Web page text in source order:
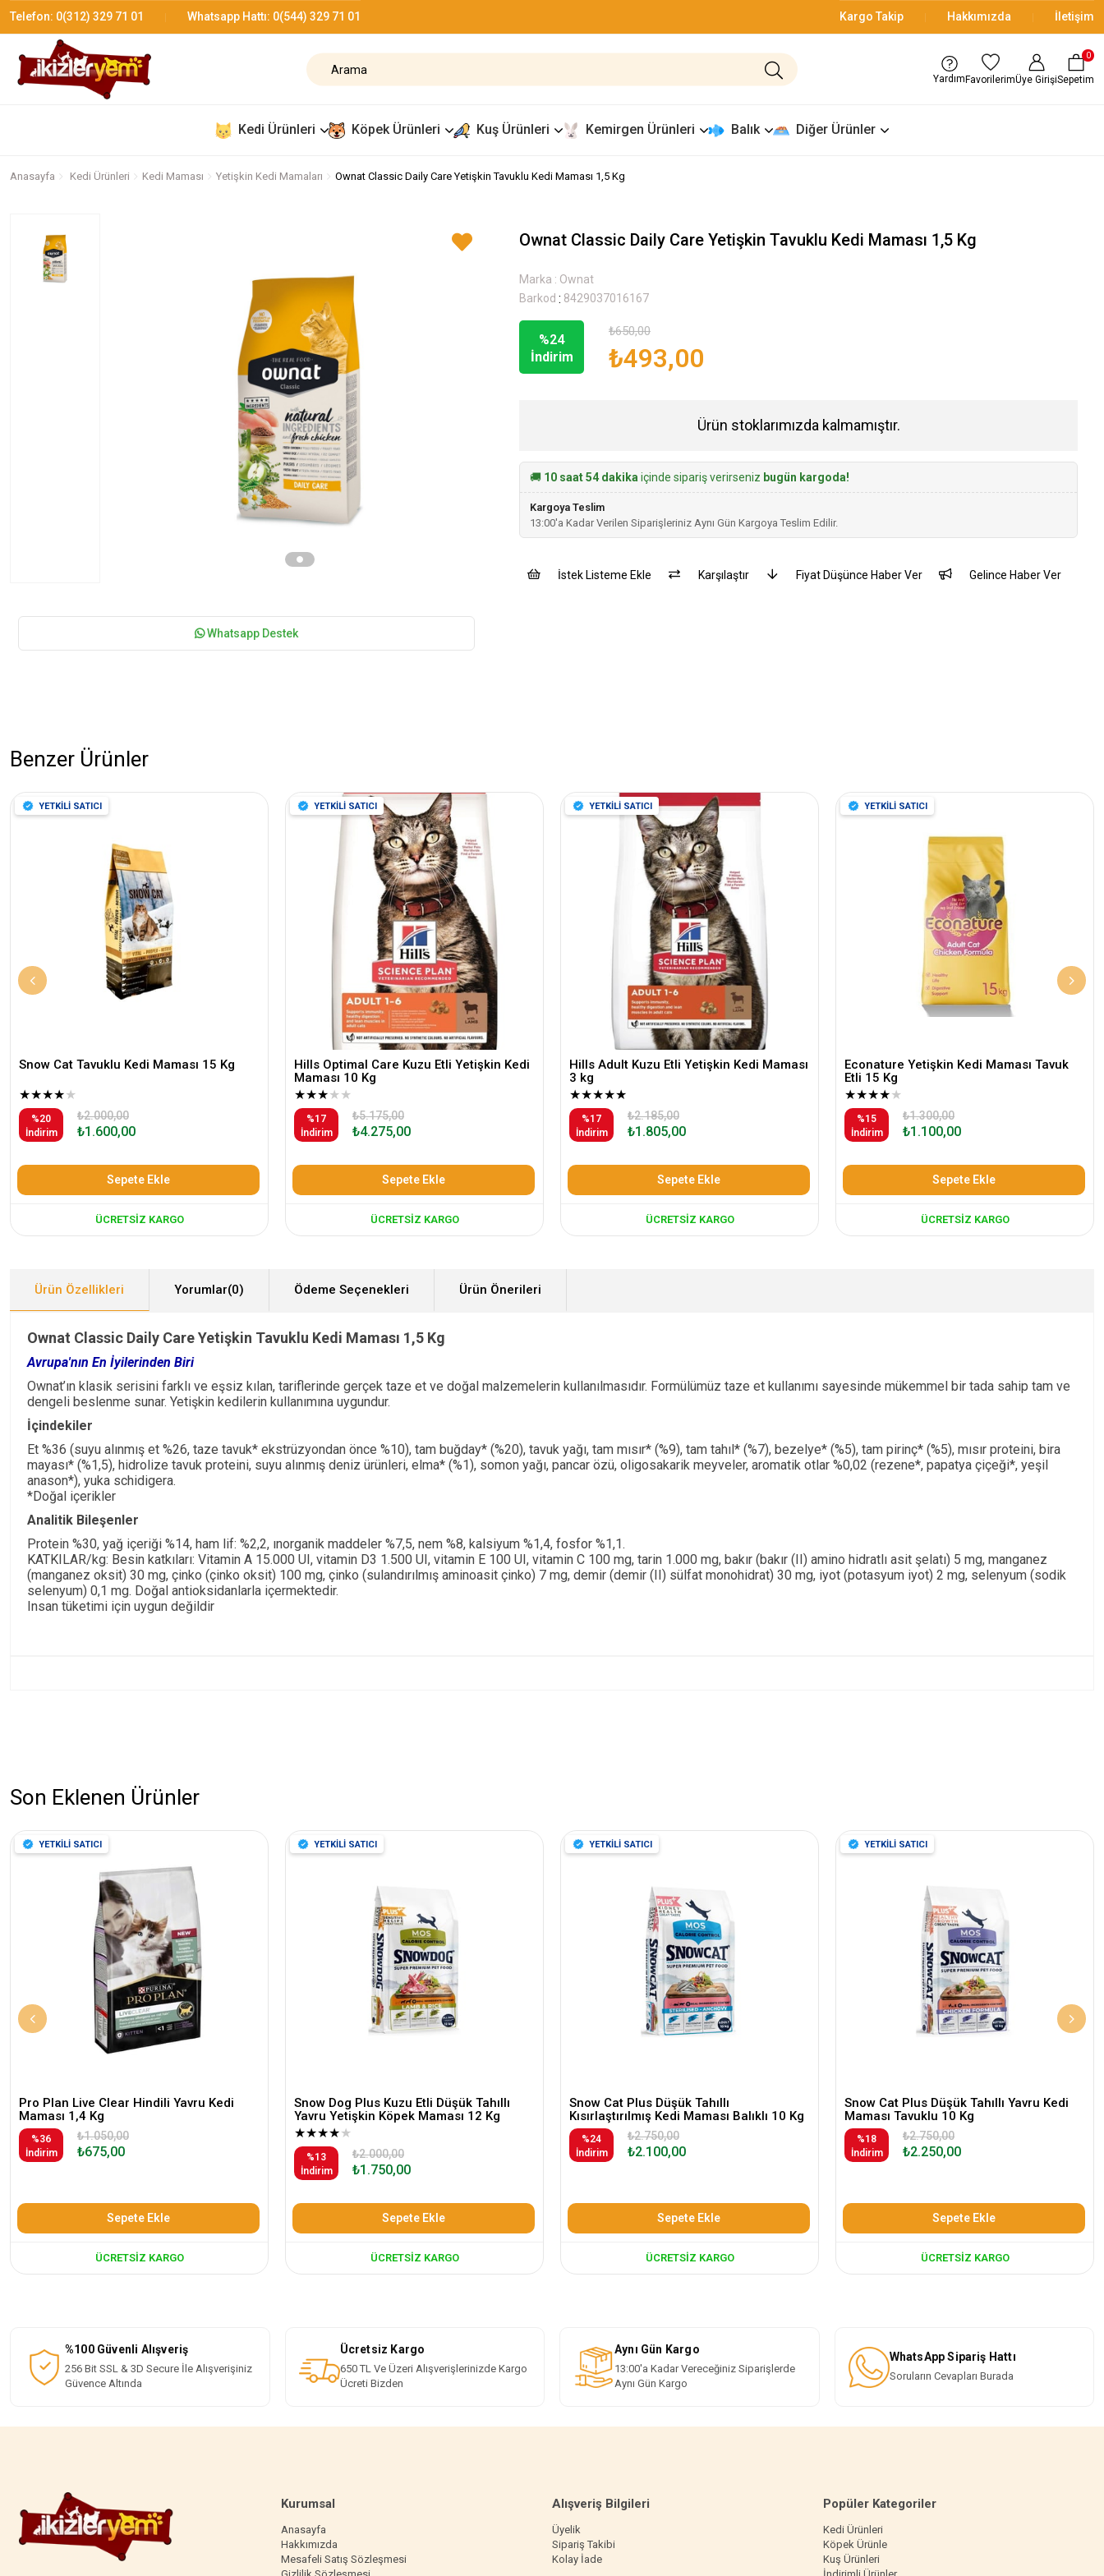
Telefon: 0(312) 329 71 01 Whatsapp Hattı: 0(544) 329 71 01 Kargo Takip Hakkımızda İletişim
Yardım FavorilerimÜye GirişiSepetim
0
Kedi Ürünleri Köpek Ürünleri Kuş Ürünleri Kemirgen Ürünleri Balık Diğer Ürünler
Anasayfa Kedi Ürünleri Kedi Maması Yetişkin Kedi Mamaları Ownat Classic Daily Care Yetişkin Tavuklu Kedi Maması 1,5 Kg
Whatsapp Destek
Ownat Classic Daily Care Yetişkin Tavuklu Kedi Maması 1,5 Kg
Marka : Ownat
Barkod : 8429037016167
%24
İndirim
₺650,00
₺493,00
Ürün stoklarımızda kalmamıştır.
🚚 10 saat 54 dakika içinde sipariş verirseniz bugün kargoda!
Kargoya Teslim
13:00'a Kadar Verilen Siparişleriniz Aynı Gün Kargoya Teslim Edilir.
İstek Listeme Ekle Karşılaştır Fiyat Düşünce Haber Ver Gelince Haber Ver
Benzer Ürünler
Snow Cat Tavuklu Kedi Maması 15 Kg
★★★★★
%20
İndirim
₺1.600,00
₺2.000,00
Sepete Ekle
ÜCRETSIZ KARGO
YETKİLİ SATICI
Hills Optimal Care Kuzu Etli Yetişkin Kedi
Maması 10 Kg
★★★★★
%17
İndirim
₺4.275,00
₺5.175,00
Sepete Ekle
ÜCRETSIZ KARGO
YETKİLİ SATICI
Hills Adult Kuzu Etli Yetişkin Kedi Maması
3 kg
★★★★★
%17
İndirim
₺1.805,00
₺2.185,00
Sepete Ekle
ÜCRETSIZ KARGO
YETKİLİ SATICI
Econature Yetişkin Kedi Maması Tavuk
Etli 15 Kg
★★★★★
%15
İndirim
₺1.100,00
₺1.300,00
Sepete Ekle
ÜCRETSIZ KARGO
YETKİLİ SATICI
Ürün Özellikleri Yorumlar(0) Ödeme Seçenekleri Ürün Önerileri
Ownat Classic Daily Care Yetişkin Tavuklu Kedi Maması 1,5 Kg
Avrupa'nın En İyilerinden Biri
Ownat’ın klasik serisini farklı ve eşsiz kılan, tariflerinde gerçek taze et ve doğal malzemelerin kullanılmasıdır. Formülümüz taze et kullanımı sayesinde mükemmel bir tada sahip tam ve
dengeli beslenme sunar. Yetişkin kedilerin kullanımına uygundur.
İçindekiler
Et %36 (suyu alınmış et %26, taze tavuk* ekstrüzyondan önce %10), tam buğday* (%20), tavuk yağı, tam mısır* (%9), tam tahıl* (%7), bezelye* (%5), tam pirinç* (%5), mısır proteini, bira
mayası* (%1,5), hidrolize tavuk proteini, suyu alınmış deniz ürünleri, elma* (%1), somon yağı, pancar özü, oligosakarik meyveler, aromatik otlar %0,02 (rezene*, papatya çiçeği*, yeşil
anason*), yuka schidigera.
*Doğal içerikler
Analitik Bileşenler
Protein %30, yağ içeriği %14, ham lif: %2,2, ınorganik maddeler %7,5, nem %8, kalsiyum %1,4, fosfor %1,1.
KATKILAR/kg: Besin katkıları: Vitamin A 15.000 UI, vitamin D3 1.500 UI, vitamin E 100 UI, vitamin C 100 mg, tarin 1.000 mg, bakır (bakır (II) amino hidratlı asit şelatı) 5 mg, manganez
(manganez oksit) 30 mg, çinko (çinko oksit) 100 mg, çinko (sulandırılmış aminoasit çinko) 7 mg, demir (demir (II) sülfat monohidrat) 30 mg, iyot (potasyum iyot) 2 mg, selenyum (sodik
selenyum) 0,1 mg. Doğal antioksidanlarla içermektedir.
Insan tüketimi için uygun değildir
Son Eklenen Ürünler
Pro Plan Live Clear Hindili Yavru Kedi
Maması 1,4 Kg
%36
İndirim
₺675,00
₺1.050,00
Sepete Ekle
ÜCRETSIZ KARGO
YETKİLİ SATICI
Snow Dog Plus Kuzu Etli Düşük Tahıllı
Yavru Yetişkin Köpek Maması 12 Kg
★★★★★
%13
İndirim
₺1.750,00
₺2.000,00
Sepete Ekle
ÜCRETSIZ KARGO
YETKİLİ SATICI
Snow Cat Plus Düşük Tahıllı
Kısırlaştırılmış Kedi Maması Balıklı 10 Kg
%24
İndirim
₺2.100,00
₺2.750,00
Sepete Ekle
ÜCRETSIZ KARGO
YETKİLİ SATICI
Snow Cat Plus Düşük Tahıllı Yavru Kedi
Maması Tavuklu 10 Kg
%18
İndirim
₺2.250,00
₺2.750,00
Sepete Ekle
ÜCRETSIZ KARGO
YETKİLİ SATICI
%100 Güvenli Alışveriş
256 Bit SSL & 3D Secure İle Alışverişiniz
Güvence Altında
Ücretsiz Kargo
650 TL Ve Üzeri Alışverişlerinizde Kargo
Ücreti Bizden
Aynı Gün Kargo
13:00'a Kadar Vereceğiniz Siparişlerde
Aynı Gün Kargo
WhatsApp Sipariş Hattı
Soruların Cevapları Burada
Kurumsal
Anasayfa
Hakkımızda
Mesafeli Satış Sözleşmesi
Alışveriş Bilgileri
Üyelik
Sipariş Takibi
Kolay İade
Popüler Kategoriler
Kedi Ürünleri
Köpek Ürünle
Kuş Ürünleri